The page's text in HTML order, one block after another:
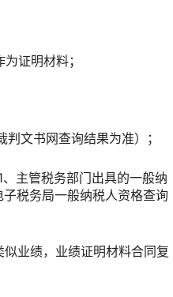
证明材料；
文书网查询结果为准）；
主管税务部门出具的一般纳
税务局一般纳税人资格查询
业绩，业绩证明材料合同复